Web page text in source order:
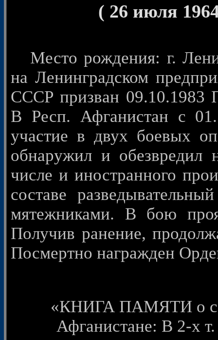
( 26 июля
Место рождения: г.
на Ленинградском
СССР призван 09.10.1983
В Респ. Афганистан с
участие в двух боевых
обнаружил и обезвредил
числе и иностранного
составе
мятежниками. В бою
Получив ранение,
Посмертно награжден
«КНИГА ПАМЯТИ о
Афганистане: В 2-х